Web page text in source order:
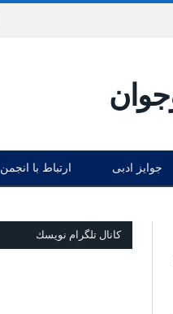
جوایز ادبی ارتباط با انجمن
كانال تلگرام نويسك